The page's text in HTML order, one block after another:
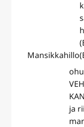
Mansikkahillo
ja